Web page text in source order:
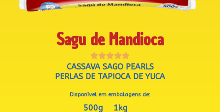
Sagu de Mandioca

CASSAVA SAGO PEARLS
PERLAS DE TAPIOCA DE YUCA
Disponível em embalagens de:
500g 1kg